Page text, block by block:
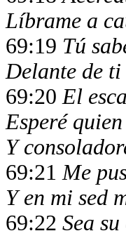
Líbrame a
69:19 Tú
Delante de ti
69:20El
Esperé
Y
69:21Me
Y en mi sed
69:22 Sea